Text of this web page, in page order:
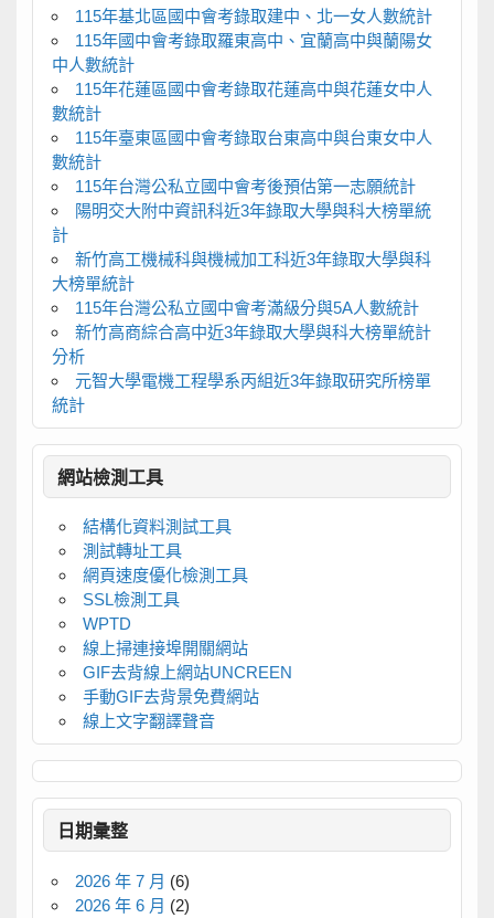
115年基北區國中會考錄取建中、北一女人數統計
115年國中會考錄取羅東高中、宜蘭高中與蘭陽女
中人數統計
115年花蓮區國中會考錄取花蓮高中與花蓮女中人
數統計
115年臺東區國中會考錄取台東高中與台東女中人
數統計
115年台灣公私立國中會考後預估第一志願統計
陽明交大附中資訊科近3年錄取大學與科大榜單統
計
新竹高工機械科與機械加工科近3年錄取大學與科
大榜單統計
115年台灣公私立國中會考滿級分與5A人數統計
新竹高商綜合高中近3年錄取大學與科大榜單統計
分析
元智大學電機工程學系丙組近3年錄取研究所榜單
統計
網站檢測工具
結構化資料測試工具
測試轉址工具
網頁速度優化檢測工具
SSL檢測工具
WPTD
線上掃連接埠開關網站
GIF去背線上網站UNCREEN
手動GIF去背景免費網站
線上文字翻譯聲音
日期彙整
2026 年 7 月 (6)
2026 年 6 月 (2)